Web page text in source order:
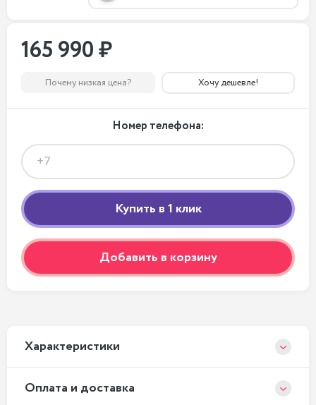
165 990 ₽
Почему низкая цена? Хочу дешевле!
Номер телефона:
Добавить в корзину
Xарактеристики
Оплата и доставка